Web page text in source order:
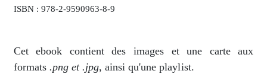
ISBN : 978-2-9590963-8-9
Cet ebook contient des images et une carte aux
formats .png et .jpg, ainsi qu'une playlist.